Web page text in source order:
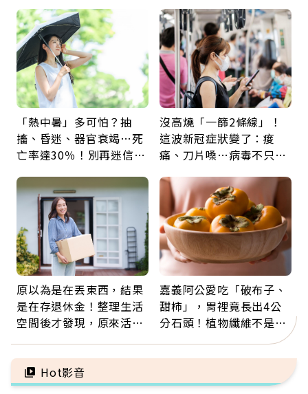
天相遇
福
「熱中暑」多可怕？抽
搐、昏迷、器官衰竭…死
亡率達30％！別再迷信
5招才能真救命
沒高燒「一篩2條線」！
這波新冠症狀變了：痠
痛、刀片嗓…病毒不只攻
管發炎
原以為是在丟東西，結果
是在存退休金！整理生活
空間後才發現，原來活得
嘉義阿公愛吃「破布子、
甜柿」，胃裡竟長出4公
分石頭！植物纖維不是吃
越多越好，這些水果都上
榜
Hot影音